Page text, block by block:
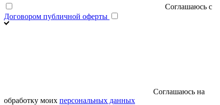
Соглашаюсь с
Договором публичной оферты
Соглашаюсь на
обработку моих персональных данных